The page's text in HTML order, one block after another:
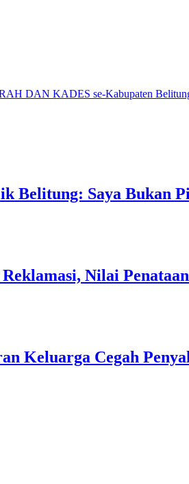
DAN KADES se-Kabupaten
Belitung: Saya Bukan
Nilai
Keluarga Cegah